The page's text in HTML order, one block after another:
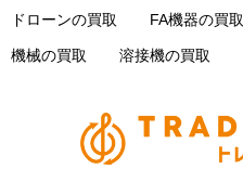
ドローンの買取 FA機器の買取
機械の買取 溶接機の買取